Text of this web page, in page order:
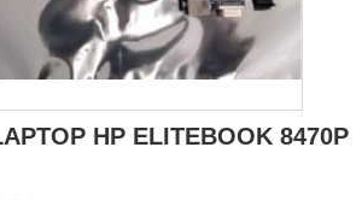
HP ELITEBOOK 8470P